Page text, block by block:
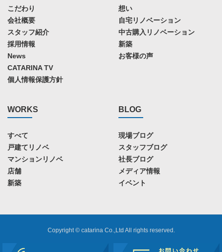
こだわり
会社概要
スタッフ紹介
採用情報
News
CATARINA TV
個人情報保護方針
想い
自宅リノベーション
中古購入リノベーション
新築
お客様の声
WORKS
すべて
戸建てリノベ
マンションリノベ
店舗
新築
BLOG
現場ブログ
スタッフブログ
社長ブログ
メディア情報
イベント
Copyright © catarina Co.,Ltd All rights reserved.